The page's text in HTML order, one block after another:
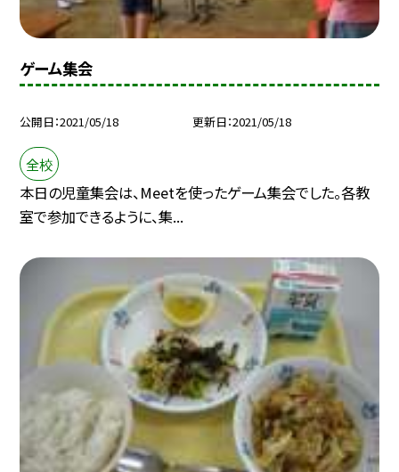
ゲーム集会
公開日 2021/05/18 更新日 2021/05/18
全校
本日の児童集会は、Meetを使ったゲーム集会でした。各教
室で参加できるように、集...